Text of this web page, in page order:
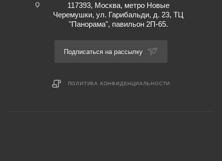
117393, Москва, метро Новые
Черемушки, ул. Гарибальди, д. 23, ТЦ
"Панорама", павильон 2П-65.
Подписаться на рассылку
ПОЛИТИКА КОНФИДЕНЦИАЛЬНОСТИ